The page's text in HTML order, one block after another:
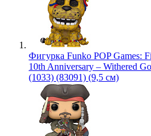
Фигурка Funko POP Games:
10th Anniversary – Withered
(1033) (83091) (9,5 см)